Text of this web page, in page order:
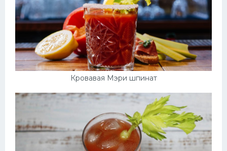
Кровавая Мэри шпинат